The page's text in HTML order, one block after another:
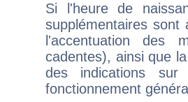
Si l'heure de
supplémentaires sont
l'accentuation des
cadentes), ainsi que
des indications sur
fonctionnement